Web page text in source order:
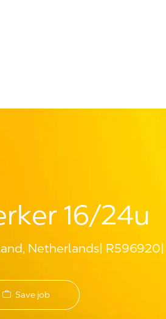
16/24u
Netherlands R596920
Save job